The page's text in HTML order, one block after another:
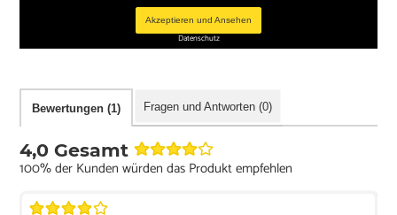
Akzeptieren und Ansehen
Datenschutz
Bewertungen (1) Fragen und Antworten (0)
4,0 Gesamt
100% der Kunden würden das Produkt empfehlen